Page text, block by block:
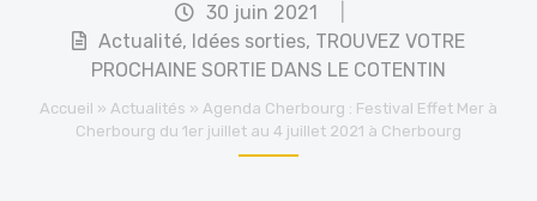
30 juin 2021
Actualité, Idées sorties, TROUVEZ VOTRE
PROCHAINE SORTIE DANS LE COTENTIN
Accueil » Actualités » Agenda Cherbourg : Festival Effet Mer à
Cherbourg du 1er juillet au 4 juillet 2021 à Cherbourg